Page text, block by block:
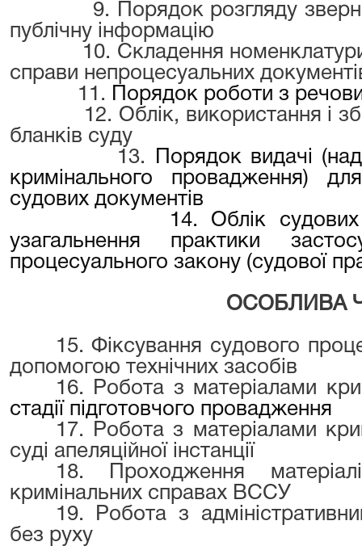
9. Порядок розгляду
публічну інформацію
10. Складення номенклатури
справи непроцесуальних
11.
Порядок роботи з
12. Облік, використання і
бланків суду
13.
Порядок видачі
кримінального провадження)
судових документів
14. Облік судових
узагальнення практики
процесуального закону (судової
ОСОБЛИВА
15. Фіксування судового
допомогою технічних засобів
16. Робота з матеріалами
стадії підготовчого провадження
17. Робота з матеріалами
суді апеляційної інстанції
18. Проходження
кримінальних справах ВССУ
19. Робота з
без руху